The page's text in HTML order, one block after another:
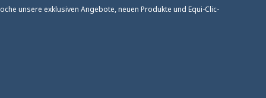
unsere exklusiven Angebote, neuen Produkte und Equi-Clic-